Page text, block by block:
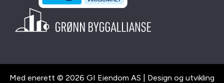
Med enerett © 2026 GI Eiendom AS | Design og utvikling